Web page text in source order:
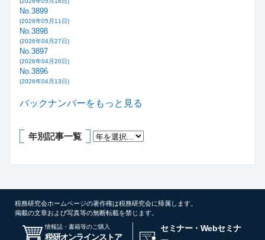
No.3899
(2026年05月11日)
No.3898
(2026年04月27日)
No.3897
(2026年04月20日)
No.3896
(2026年04月13日)
バックナンバーをもっと見る
年別記事一覧
税務研究会ホームページの著作権は税務研究会に帰属します。
掲載の文章および写真等の無断転載を禁じます。
情報誌・書籍等のご購入
税研オンラインストア
セミナー・Webセミナ